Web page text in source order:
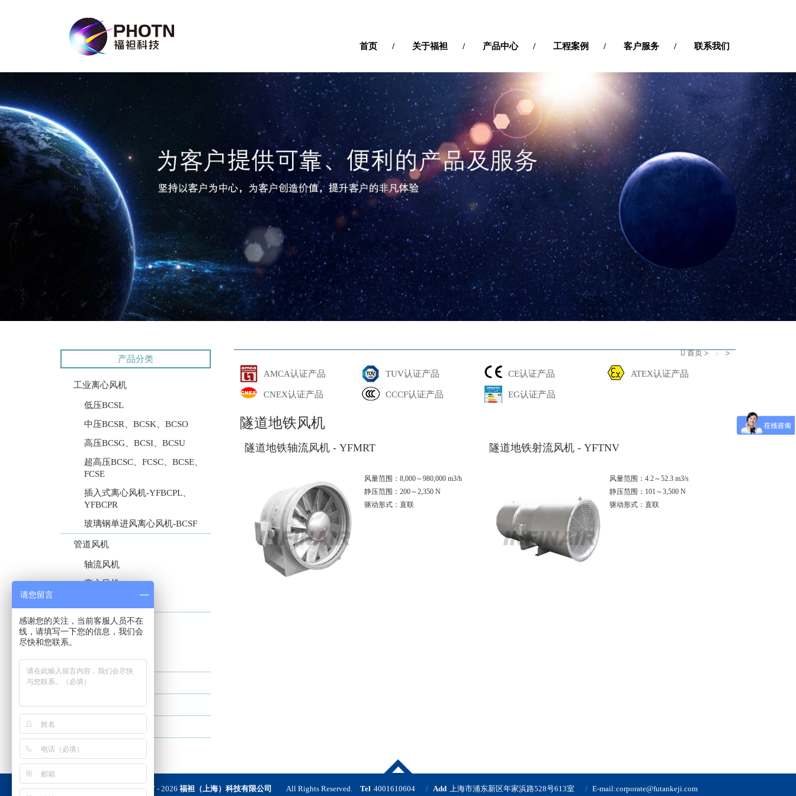
首页 关于福袒 产品中心 工程案例 客户服务 联系我们
产品分类
工业离心风机
低压BCSL
中压BCSR、BCSK、BCSO
高压BCSG、BCSI、BCSU
超高压BCSC、FCSC、BCSE、
FCSE
插入式离心风机-YFBCPL、
YFBCPR
玻璃钢单进风离心风机-BCSF
管道风机
轴流风机
离心风机
屋顶 & 边墙风机
边墙风机
隧道地铁风机
智能风机
新风及采暖机组
首页 > >
AMCA认证产品 TUV认证产品 CE认证产品 ATEX认证产品
CNEX认证产品 CCCF认证产品 EG认证产品
隧道地铁风机
隧道地铁轴流风机 - YFMRT
风量范围：8,000～980,000 m3/h
静压范围：200～2,350 N
驱动形式：直联
隧道地铁射流风机 - YFTNV
风量范围：4.2～52.3 m3/s
静压范围：101～3,500 N
驱动形式：直联
Copyright © 2017 - 2026 福袒（上海）科技有限公司 All Rights Reserved. Tel 4001610604 Add 上海市浦东新区年家浜路528号613室 E-mail:corporate@futankeji.com
请您留言
感谢您的关注，当前客服人员不在
线，请填写一下您的信息，我们会
尽快和您联系。